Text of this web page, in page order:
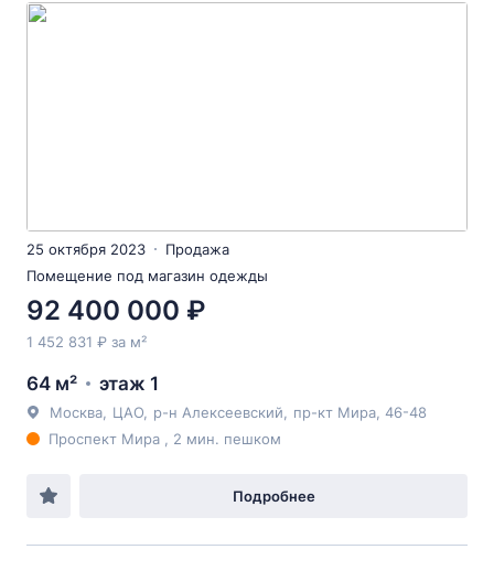
25 октября 2023
Продажа
Помещение под магазин одежды
92 400 000 ₽
1 452 831 ₽ за м²
64 м² этаж 1
Москва ЦАО р-н Алексеевский пр-кт Мира , 46-48
Проспект Мира , 2 мин. пешком
Подробнее